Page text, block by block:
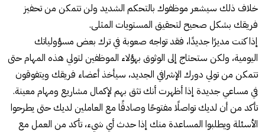
خلاف ذلك سيشعر موظفوك بالتحكم الشديد ولن تتمكن من تحفيز
فريقك بشكل صحيح لتحقيق المستويات المثلى.
إذا كنت مديرًا جديدًا، فقد تواجه صعوبة في ترك بعض مسؤولياتك
اليومية، ولكن ستحتاج إلى الوثوق بهؤلاء الموظفين لتولي هذه المهام حتى
تتمكن من تولي دورك الإشرافي الجديد، سيأخذ أعضاء فريقك ويتفوقون
في مساعي جديدة إذا أظهرت أنك تثق بهم لإكمال مشاريع ومهام معينة.
تأكد من أن لديك تواصلًا مفتوحًا وصادقًا مع العاملين لديك حتى يطرحوا
الأسئلة ويطلبوا المساعدة منك إذا حدث أي شيء، تأكد من العمل مع